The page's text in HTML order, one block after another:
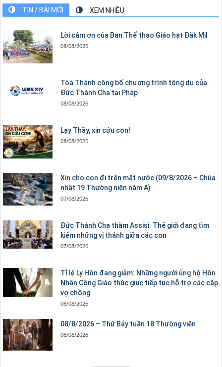
TIN / BÀI MỚI XEM NHIỀU
Lời cảm ơn của Ban Thể thao Giáo hạt Đăk Mil
08/08/2026
Tòa Thánh công bố chương trình tông du của
Đức Thánh Cha tại Pháp
08/08/2026
Lạy Thầy, xin cứu con!
08/08/2026
Xin cho con đi trên mặt nước (09/8/2026 – Chúa
nhật 19 Thường niên năm A)
07/08/2026
Đức Thánh Cha thăm Assisi: Thế giới đang tìm
kiếm những vị thánh giữa các con
07/08/2026
Tỉ lệ Ly Hôn đang giảm: Những người ủng hộ Hôn
Nhân Công Giáo thúc giục tiếp tục hỗ trợ các cặp
vợ chồng
06/08/2026
08/8/2026 – Thứ Bảy tuần 18 Thường viên
06/08/2026